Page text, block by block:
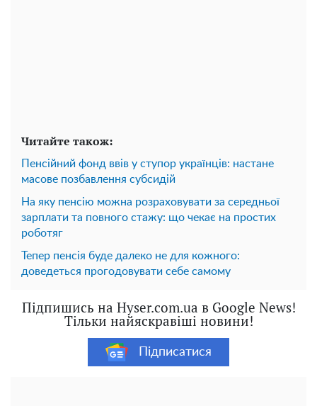
Читайте також:
Пенсійний фонд ввів у ступор українців: настане
масове позбавлення субсидій
На яку пенсію можна розраховувати за середньої
зарплати та повного стажу: що чекає на простих
роботяг
Тепер пенсія буде далеко не для кожного:
доведеться прогодовувати себе самому
Підпишись на Hyser.com.ua в Google News!
Тільки найяскравіші новини!
Підписатися